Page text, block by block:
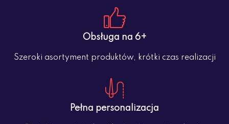
Obsługa na 6+
Szeroki asortyment produktów, krótki czas realizacji
Pełna personalizacja